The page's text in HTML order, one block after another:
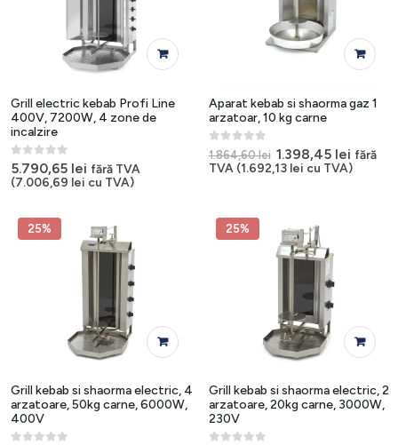
Grill electric kebab Profi Line
400V, 7200W, 4 zone de
incalzire
0out of 5
5.790,65 lei fără TVA
(7.006,69 lei cu TVA)
Aparat kebab si shaorma gaz 1
arzatoar, 10 kg carne
0 out of 5
1.864,60lei Prețul
inițial
1.398,45 lei Prețul
curent
fără
TVA (1.692,13 lei cu TVA)
25%
Grill kebab si shaorma electric, 4
arzatoare, 50kg carne, 6000W,
400V
25%
Grill kebab si shaorma electric, 2
arzatoare, 20kg carne, 3000W,
230V